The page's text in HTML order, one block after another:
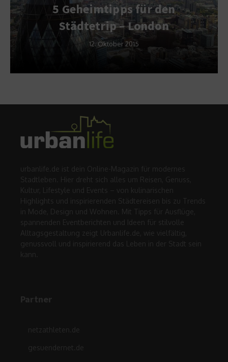
5 Geheimtipps für den
Städtetrip – London
12. Oktober 2015
urbanlife.de ist dein Online-Magazin für modernes
Stadtleben. Hier dreht sich alles um Reisen, Genuss,
Kultur, Lifestyle und Events – von kulinarischen
Highlights und inspirierenden Städtereisen bis zu Trends
in Mode, Design und Wohnen. Mit Tipps für Ausflüge,
spannenden Eventberichten und Ideen für stilvolle
Alltagsgestaltung zeigt Urbanlife.de, wie vielfältig,
genussvoll und inspirierend das Leben in der Stadt sein
kann.
Partner
netzathleten.de
gesuendernet.de